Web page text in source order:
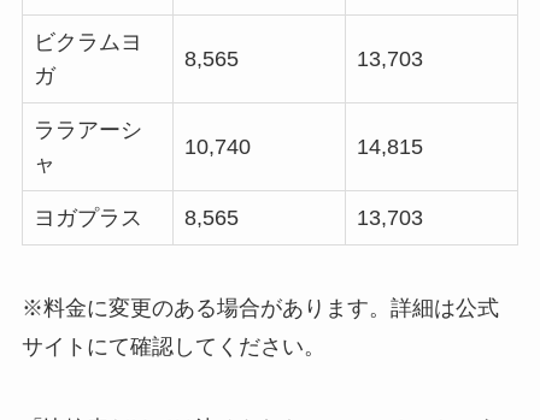
ビクラムヨ
ガ
8,565 13,703
ララアーシ
ャ
10,740 14,815
ヨガプラス 8,565 13,703
※料金に変更のある場合があります。詳細は公式
サイトにて確認してください。